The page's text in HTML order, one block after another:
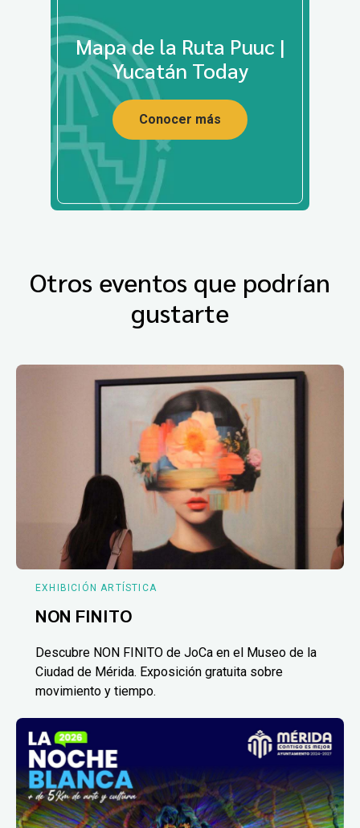
Mapa de la Ruta Puuc |
Yucatán Today
Conocer más
Otros eventos que podrían
gustarte
EXHIBICIÓN ARTÍSTICA
NON FINITO
Descubre NON FINITO de JoCa en el Museo de la
Ciudad de Mérida. Exposición gratuita sobre
movimiento y tiempo.